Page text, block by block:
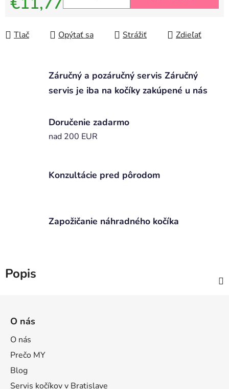
Tlač Opýtať sa Strážiť Zdieľať
Záručný a pozáručný servis Záručný
servis je iba na kočíky zakúpené u nás
Doručenie zadarmo
nad 200 EUR
Konzultácie pred pôrodom
Zapožičanie náhradného kočíka
Popis
O nás
O nás
Prečo MY
Blog
Servis kočíkov v Bratislave